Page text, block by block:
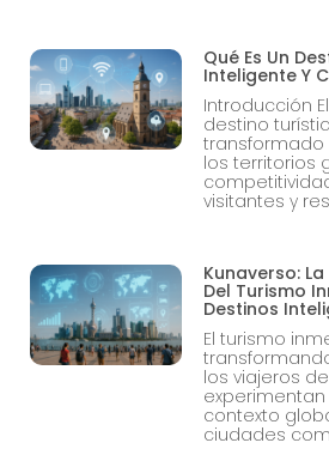
Qué Es Un
Inteligente Y
Introducción
destino
los territorios
visitantes y
Kunaverso:
Del Turismo
Destinos
El turismo
los viajeros
experimentan
contexto
ciudades